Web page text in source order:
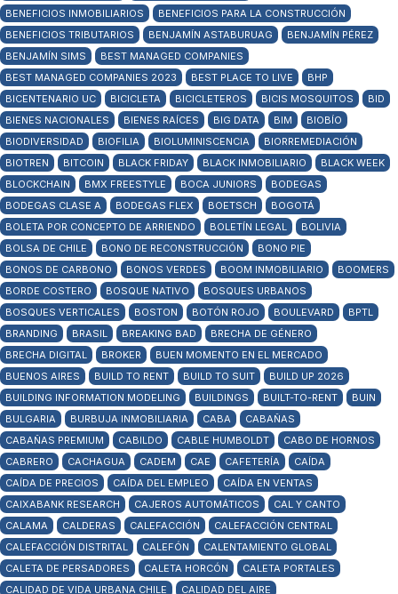
BENEFICIOS INMOBILIARIOS
BENEFICIOS PARA LA CONSTRUCCIÓN
BENEFICIOS TRIBUTARIOS
BENJAMÍN ASTABURUAG
BENJAMÍN PÉREZ
BENJAMÍN SIMS
BEST MANAGED COMPANIES
BEST MANAGED COMPANIES 2023
BEST PLACE TO LIVE
BHP
BICENTENARIO UC
BICICLETA BICICLETEROS BICIS MOSQUITOS
BID
BIENES NACIONALES
BIENES RAÍCES BIG DATA BIM
BIOBÍO
BIODIVERSIDAD
BIOFILIA BIOLUMINISCENCIA
BIORREMEDIACIÓN
BIOTREN
BITCOIN BLACK FRIDAY BLACK INMOBILIARIO
BLACK WEEK
BLOCKCHAIN
BMX FREESTYLE BOCA JUNIORS
BODEGAS
BODEGAS CLASE A
BODEGAS FLEX BOETSCH
BOGOTÁ
BOLETA POR CONCEPTO DE ARRIENDO
BOLETÍN LEGAL
BOLIVIA
BOLSA DE CHILE
BONO DE RECONSTRUCCIÓN
BONO PIE
BONOS DE CARBONO
BONOS VERDES BOOM INMOBILIARIO
BOOMERS
BORDE COSTERO
BOSQUE NATIVO
BOSQUES URBANOS
BOSQUES VERTICALES
BOSTON BOTÓN ROJO BOULEVARD
BPTL
BRANDING
BRASIL BREAKING BAD
BRECHA DE GÉNERO
BRECHA DIGITAL
BROKER
BUEN MOMENTO EN EL MERCADO
BUENOS AIRES
BUILD TO RENT BUILD TO SUIT
BUILD UP 2026
BUILDING INFORMATION MODELING
BUILDINGS BUILT-TO-RENT
BUIN
BULGARIA
BURBUJA INMOBILIARIA CABA
CABAÑAS
CABAÑAS PREMIUM
CABILDO CABLE HUMBOLDT
CABO DE HORNOS
CABRERO
CACHAGUA CADEM CAE CAFETERÍA
CAÍDA
CAÍDA DE PRECIOS
CAÍDA DEL EMPLEO
CAÍDA EN VENTAS
CAIXABANK RESEARCH
CAJEROS AUTOMÁTICOS
CAL Y CANTO
CALAMA
CALDERAS CALEFACCIÓN
CALEFACCIÓN CENTRAL
CALEFACCIÓN DISTRITAL
CALEFÓN
CALENTAMIENTO GLOBAL
CALETA DE PERSADORES
CALETA HORCÓN
CALETA PORTALES
CALIDAD DE VIDA URBANA CHILE
CALIDAD DEL AIRE